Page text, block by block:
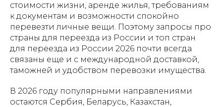
стоимости жизни, аренде жилья, требованиям
к документам и возможности спокойно
перевезти личные вещи. Поэтому запросы про
страны для переезда из России и топ стран
для переезда из России 2026 почти всегда
связаны еще и с международной доставкой,
таможней и удобством перевозки имущества.
В 2026 году популярными направлениями
остаются Сербия, Беларусь, Казахстан,